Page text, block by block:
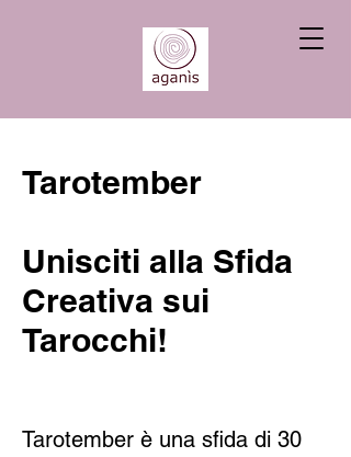
Tarotember
Unisciti alla Sfida
Creativa sui
Tarocchi!
Tarotember è una sfida di 30